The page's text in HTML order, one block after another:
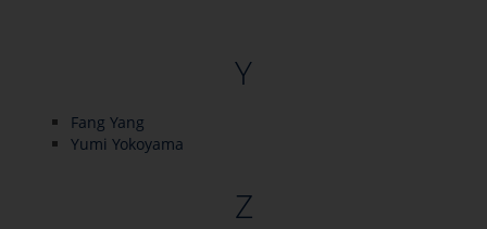
Y
Fang Yang
Yumi Yokoyama
Z